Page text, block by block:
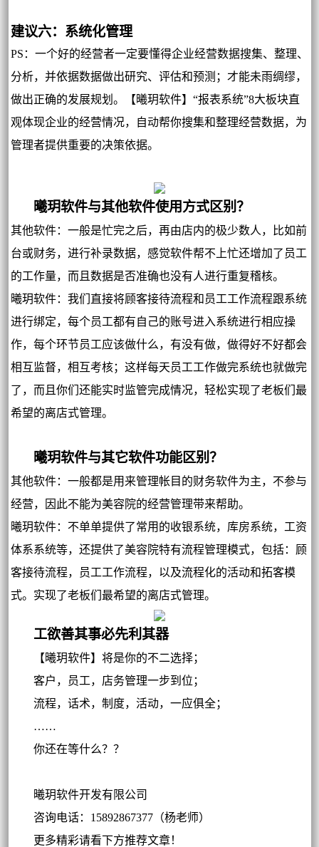
建议六：系统化管理
PS：一个好的经营者一定要懂得企业经营数据搜集、整理、
分析，并依据数据做出研究、评估和预测；才能未雨绸缪，
做出正确的发展规划。【曦玥软件】“报表系统”8大板块直
观体现企业的经营情况，自动帮你搜集和整理经营数据，为
管理者提供重要的决策依据。
曦玥软件与其他软件使用方式区别？
其他软件：一般是忙完之后，再由店内的极少数人，比如前
台或财务，进行补录数据，感觉软件帮不上忙还增加了员工
的工作量，而且数据是否准确也没有人进行重复稽核。
曦玥软件：我们直接将顾客接待流程和员工工作流程跟系统
进行绑定，每个员工都有自己的账号进入系统进行相应操
作，每个环节员工应该做什么，有没有做，做得好不好都会
相互监督，相互考核；这样每天员工工作做完系统也就做完
了，而且你们还能实时监管完成情况，轻松实现了老板们最
希望的离店式管理。
曦玥软件与其它软件功能区别？
其他软件：一般都是用来管理帐目的财务软件为主，不参与
经营，因此不能为美容院的经营管理带来帮助。
曦玥软件：不单单提供了常用的收银系统，库房系统，工资
体系系统等，还提供了美容院特有流程管理模式，包括：顾
客接待流程，员工工作流程，以及流程化的活动和拓客模
式。实现了老板们最希望的离店式管理。
工欲善其事必先利其器
【曦玥软件】将是你的不二选择；
客户，员工，店务管理一步到位；
流程，话术，制度，活动，一应俱全；
……
你还在等什么？？
曦玥软件开发有限公司
咨询电话：15892867377（杨老师）
更多精彩请看下方推荐文章！